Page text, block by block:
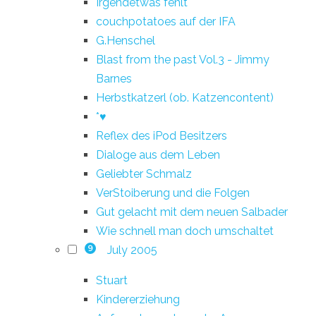
couchpotatoes auf der IFA
G.Henschel
Blast from the past Vol.3 - Jimmy
Barnes
Herbstkatzerl (ob. Katzencontent)
*♥
Reflex des iPod Besitzers
Dialoge aus dem Leben
Geliebter Schmalz
VerStoiberung und die Folgen
Gut gelacht mit dem neuen Salbader
Wie schnell man doch umschaltet
9 July 2005
Stuart
Kindererziehung